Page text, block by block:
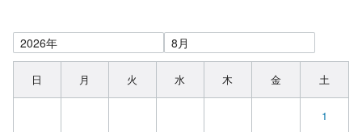
日 月 火 水 木 金 土
1